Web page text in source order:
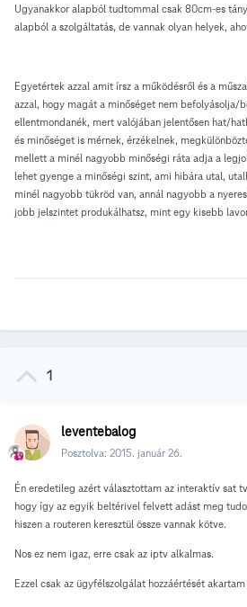
Ugyanakkor alapból tudtommal csak 80cm-es
alapból a szolgáltatás, de vannak olyan helyek,
Egyetértek azzal amit írsz a működésről és a
azzal, hogy magát a minőséget nem befolyásolja/
ellentmondanék, mert valójában jelentősen hat/
és minőséget is mérnek, érzékelnek,
mellett a minél nagyobb minőségi ráta adja a
lehet gyenge a minőségi szint, ami hibára utal,
minél nagyobb tükröd van, annál nagyobb a
jobb jelszintet produkálhatsz, mint egy kisebb
1
leventebalog
Posztolva: 2015. január 26.
Én eredetileg azért választottam az interaktív sat
hogy így az egyik beltérivel felvett adást meg
hiszen a routeren keresztül össze vannak kötve.
Nos ez nem igaz, erre csak az iptv alkalmas.
Ezzel csak az ügyfélszolgálat hozzáértését